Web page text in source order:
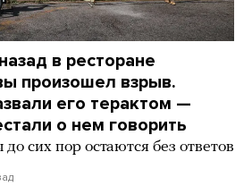
в ресторане
произошел взрыв.
его терактом —
о нем говорить
сих пор остаются без ответов